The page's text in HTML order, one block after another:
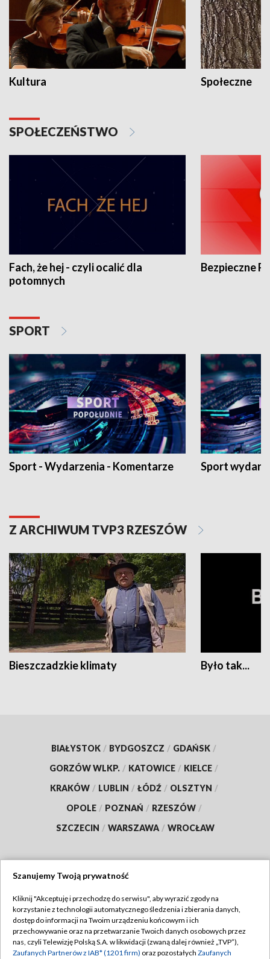
Kultura Społeczne
SPOŁECZEŃSTWO
Fach, że hej - czyli ocalić dla
potomnych
Bezpieczne
SPORT
Sport - Wydarzenia - Komentarze Sport
Z ARCHIWUM TVP3 RZESZÓW
Bieszczadzkie klimaty Było tak...
BIAŁYSTOK / BYDGOSZCZ / GDAŃSK /
GORZÓW WLKP. / KATOWICE / KIELCE /
KRAKÓW / LUBLIN / ŁÓDŹ / OLSZTYN /
OPOLE / POZNAŃ / RZESZÓW /
SZCZECIN / WARSZAWA / WROCŁAW
TVP
Abonament TVP
Emisja w TVP
Regulamin TVP
Polityka prywatności
Szanujemy Twoją prywatność
Kliknij "Akceptuję i przechodzę do serwisu", aby wyrazić zgody na
korzystanie z technologii automatycznego śledzenia i zbierania danych,
dostęp do informacji na Twoim urządzeniu końcowym i ich
przechowywanie oraz na przetwarzanie Twoich danych osobowych przez
nas, czyli Telewizję Polską S.A. w likwidacji (zwaną dalej również „TVP”),
Zaufanych Partnerów z IAB* (1201 firm) oraz pozostałych Zaufanych